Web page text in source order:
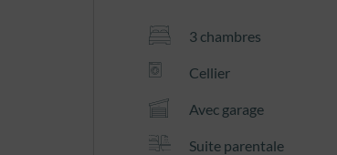
3 chambres
Cellier
Avec garage
Suite parentale